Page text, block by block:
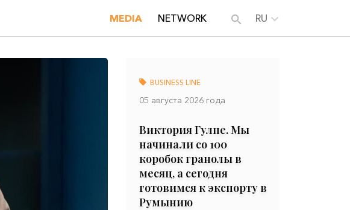
MEDIA NETWORK RU
BUSINESS LINE
05 августа 2026 года
Виктория Гулпе. Мы
начинали со 100
коробок гранолы в
месяц, а сегодня
готовимся к экспорту в
Румынию